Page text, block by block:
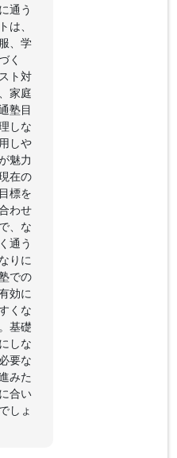
通う
は、
、学
く
ト対
家庭
塾目
しな
しや
魅力
在の
標を
わせ
、な
通う
りに
での
効に
くな
基礎
しな
要な
みた
合い
しょ